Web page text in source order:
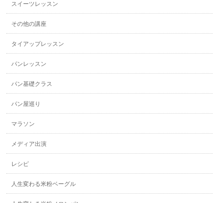
スイーツレッスン
その他の講座
タイアップレッスン
パンレッスン
パン基礎クラス
パン屋巡り
マラソン
メディア出演
レシピ
人生変わる米粉ベーグル